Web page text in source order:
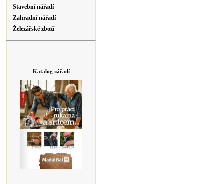
Stavební nářadí
Zahradní nářadí
Železářské zboží
Katalog nářadí